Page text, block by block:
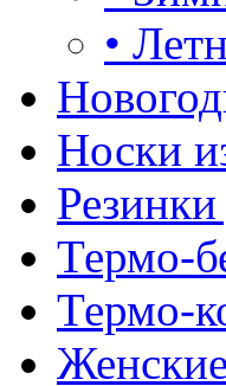
•
Носки
Термо-
Термо-